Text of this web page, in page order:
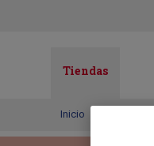
Tiendas
Inicio